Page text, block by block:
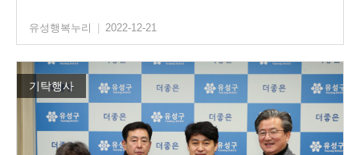
유성행복누리 2022-12-21
기탁행사